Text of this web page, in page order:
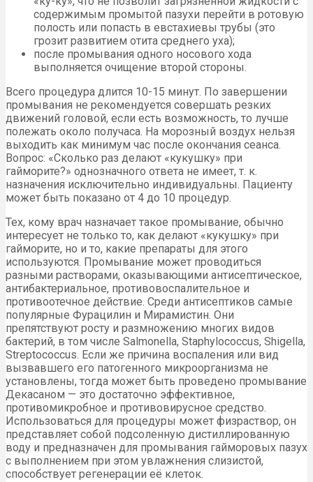
содержимым промытой пазухи перейти в ротовую
полость или попасть в евстахиевы трубы (это
грозит развитием отита среднего уха);
после промывания одного носового хода
выполняется очищение второй стороны.
Всего процедура длится 10-15 минут. По завершении
промывания не рекомендуется совершать резких
движений головой, если есть возможность, то лучше
полежать около получаса. На морозный воздух нельзя
выходить как минимум час после окончания сеанса.
Вопрос: «Сколько раз делают «кукушку» при
гайморите?» однозначного ответа не имеет, т. к.
назначения исключительно индивидуальны. Пациенту
может быть показано от 4 до 10 процедур.
Тех, кому врач назначает такое промывание, обычно
интересует не только то, как делают «кукушку» при
гайморите, но и то, какие препараты для этого
используются. Промывание может проводиться
разными растворами, оказывающими антисептическое,
антибактериальное, противовоспалительное и
противоотечное действие. Среди антисептиков самые
популярные Фурацилин и Мирамистин. Они
препятствуют росту и размножению многих видов
бактерий, в том числе Salmonella, Staphylococcus, Shigella,
Streptococcus. Если же причина воспаления или вид
вызвавшего его патогенного микроорганизма не
установлены, тогда может быть проведено промывание
Декасаном — это достаточно эффективное,
противомикробное и противовирусное средство.
Использоваться для процедуры может физраствор, он
представляет собой подсоленную дистиллированную
воду и предназначен для промывания гайморовых пазух
с выполнением при этом увлажнения слизистой,
способствует регенерации её клеток.